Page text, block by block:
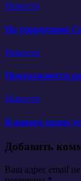
Новости
На территории
Новости
Продолжаются
Новости
В нашем храме
Добавить
Ваш адрес email